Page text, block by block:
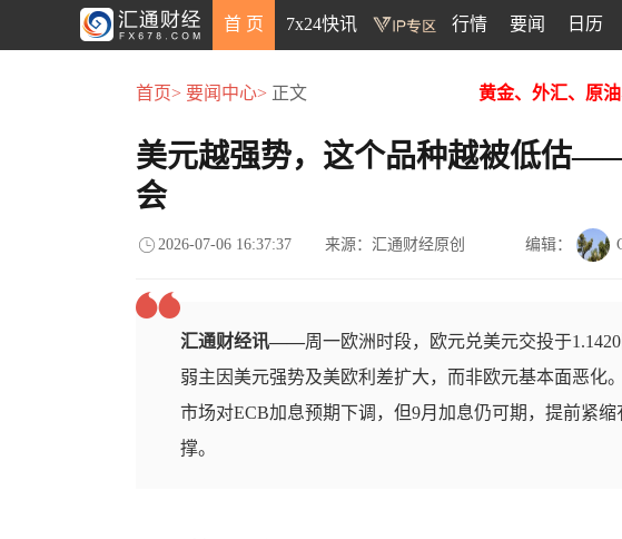
首 页 7x24快讯 行情 要闻 日历
首页> 要闻中心> 正文 黄金、外汇、原
美元越强势，这个品种越被低估
会
2026-07-06 16:37:37 来源：汇通财经原创 编辑：
汇通财经讯——周一欧洲时段，欧元兑美元交投于
弱主因美元强势及美欧利差扩大，而非欧元基本面恶化
市场对ECB加息预期下调，但9月加息仍可期，提前紧
撑。